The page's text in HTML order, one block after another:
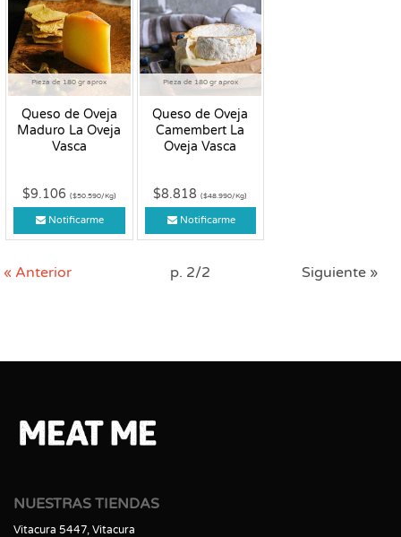
Pieza de 180 gr aprox
Queso de Oveja
Maduro La Oveja
Vasca
$9.106 ($50.590/Kg)
Notificarme
Pieza de 180 gr aprox
Queso de Oveja
Camembert La
Oveja Vasca
$8.818($48.990/Kg)
Notificarme
« Anterior p. 2/2 Siguiente »
NUESTRAS TIENDAS
Vitacura 5447, Vitacura